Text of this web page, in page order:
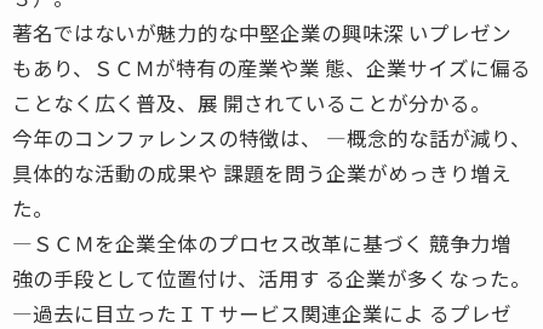
著名ではないが魅力的な中堅企業の興味深 いプレゼン
もあり、ＳＣＭが特有の産業や業 態、企業サイズに偏る
ことなく広く普及、展 開されていることが分かる。
今年のコンファレンスの特徴は、 ―概念的な話が減り、
具体的な活動の成果や 課題を問う企業がめっきり増え
た。
―ＳＣＭを企業全体のプロセス改革に基づく 競争力増
強の手段として位置付け、活用す る企業が多くなった。
―過去に目立ったＩＴサービス関連企業によ るプレゼ